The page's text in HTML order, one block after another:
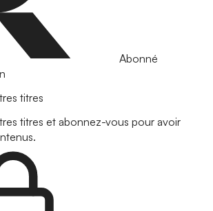
Abonné
titres
titres et abonnez-vous pour avoir